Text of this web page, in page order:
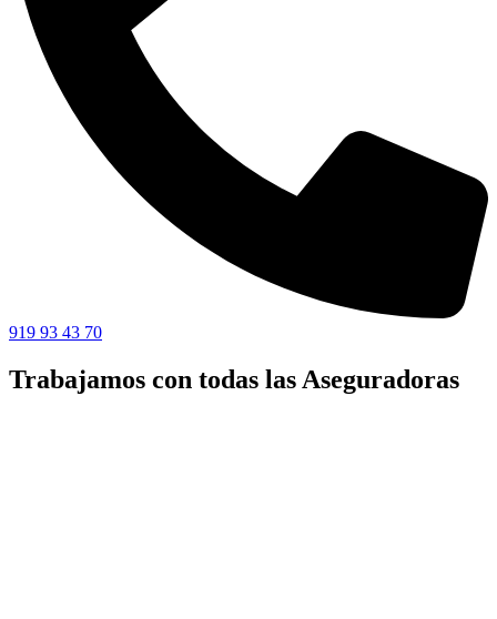
919 93 43 70
Trabajamos con todas las Aseguradoras